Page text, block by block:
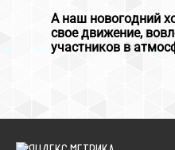
А наш новогодний
свое движение,
участников в